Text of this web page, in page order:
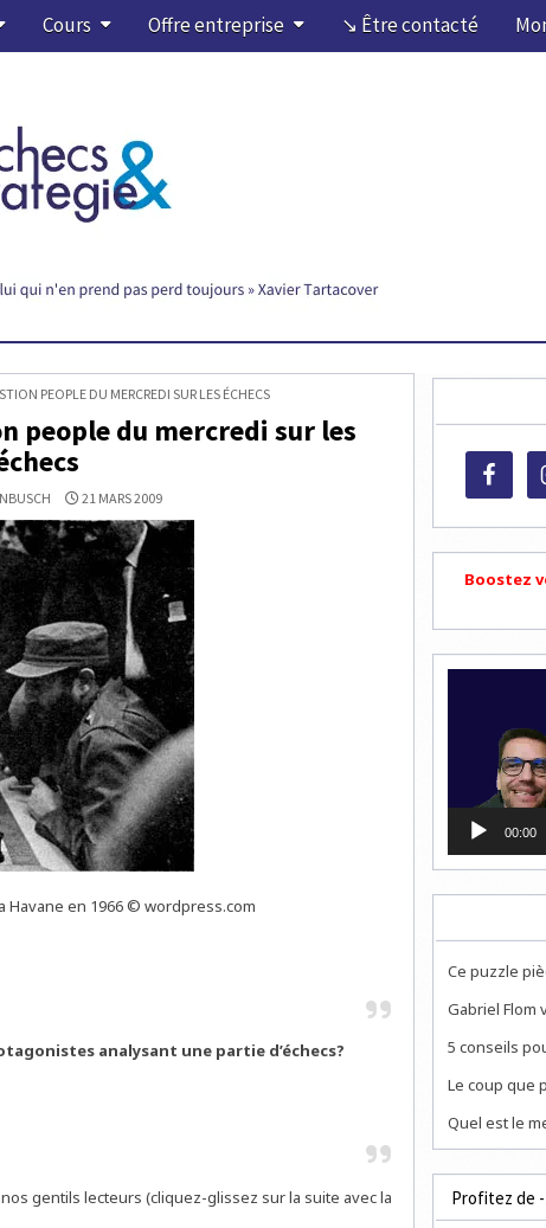
Cours Offre entreprise ↘ Être contacté
PEOPLE DU MERCREDI SUR LES ÉCHECS
people du mercredi sur les
21 MARS 2009
Havane en 1966 © wordpress.com
analysant une partie d’échecs?
gentils lecteurs (cliquez-glissez sur la suite avec la
Boostez
00:00
Ce puzzle
Gabriel Flom
5 conseils
Le coup que
Quel est le
Profitez de